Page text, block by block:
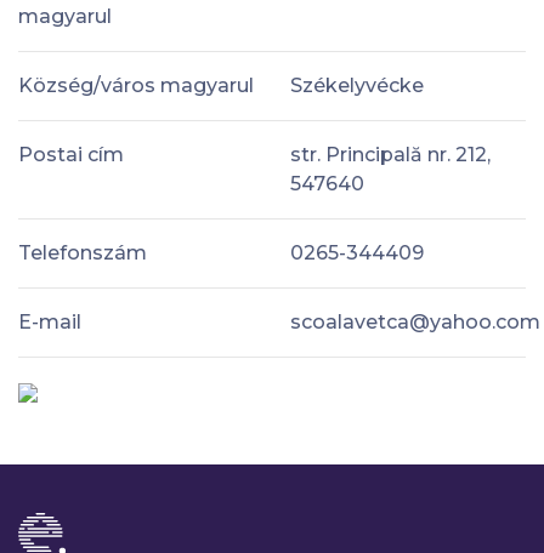
magyarul
Község/város magyarul Székelyvécke
Postai cím
str. Principală nr. 212,
547640
Telefonszám 0265-344409
E-mail scoalavetca@yahoo.com